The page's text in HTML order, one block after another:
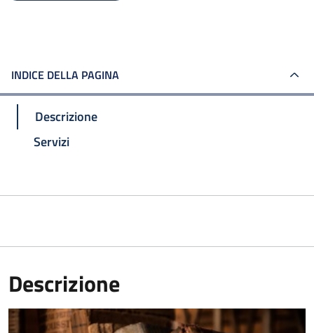
INDICE DELLA PAGINA
Descrizione
Servizi
Descrizione